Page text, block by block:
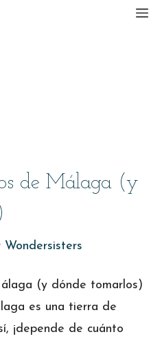
de Málaga (y
Wondersisters
(y dónde tomarlos)
es una tierra de
¡depende de cuánto